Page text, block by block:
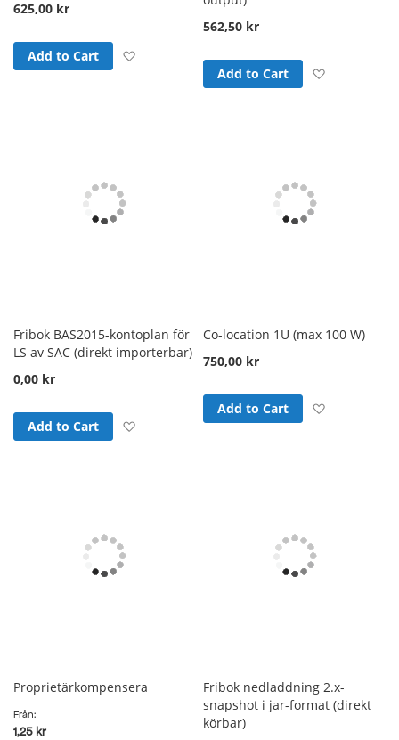
625,00 kr
Add to Cart
562,50 kr
Add to Cart
Fribok BAS2015-kontoplan för
LS av SAC (direkt importerbar)
0,00 kr
Add to Cart Add to Wish List
Co-location 1U (max 100 W)
750,00 kr
Add to Cart
Proprietärkompensera
Från
1,25 kr
Fribok nedladdning 2.x-
snapshot i jar-format (direkt
körbar)